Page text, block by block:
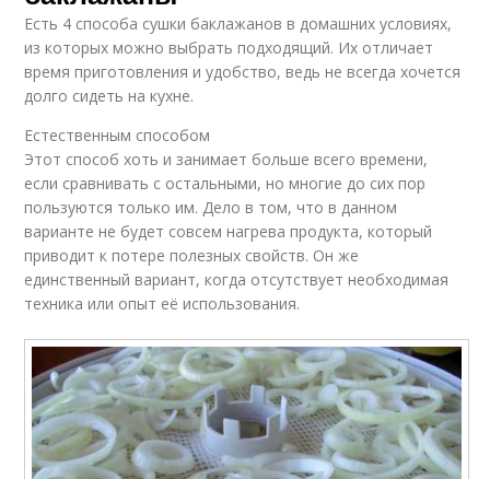
Есть 4 способа сушки баклажанов в домашних условиях,
из которых можно выбрать подходящий. Их отличает
время приготовления и удобство, ведь не всегда хочется
долго сидеть на кухне.
Естественным способом
Этот способ хоть и занимает больше всего времени,
если сравнивать с остальными, но многие до сих пор
пользуются только им. Дело в том, что в данном
варианте не будет совсем нагрева продукта, который
приводит к потере полезных свойств. Он же
единственный вариант, когда отсутствует необходимая
техника или опыт её использования.